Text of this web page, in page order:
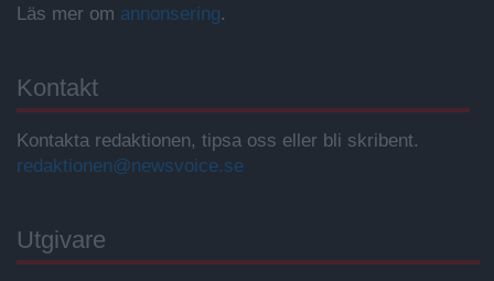
Läs mer om annonsering.
Kontakt
Kontakta redaktionen, tipsa oss eller bli skribent.
redaktionen@newsvoice.se
Utgivare